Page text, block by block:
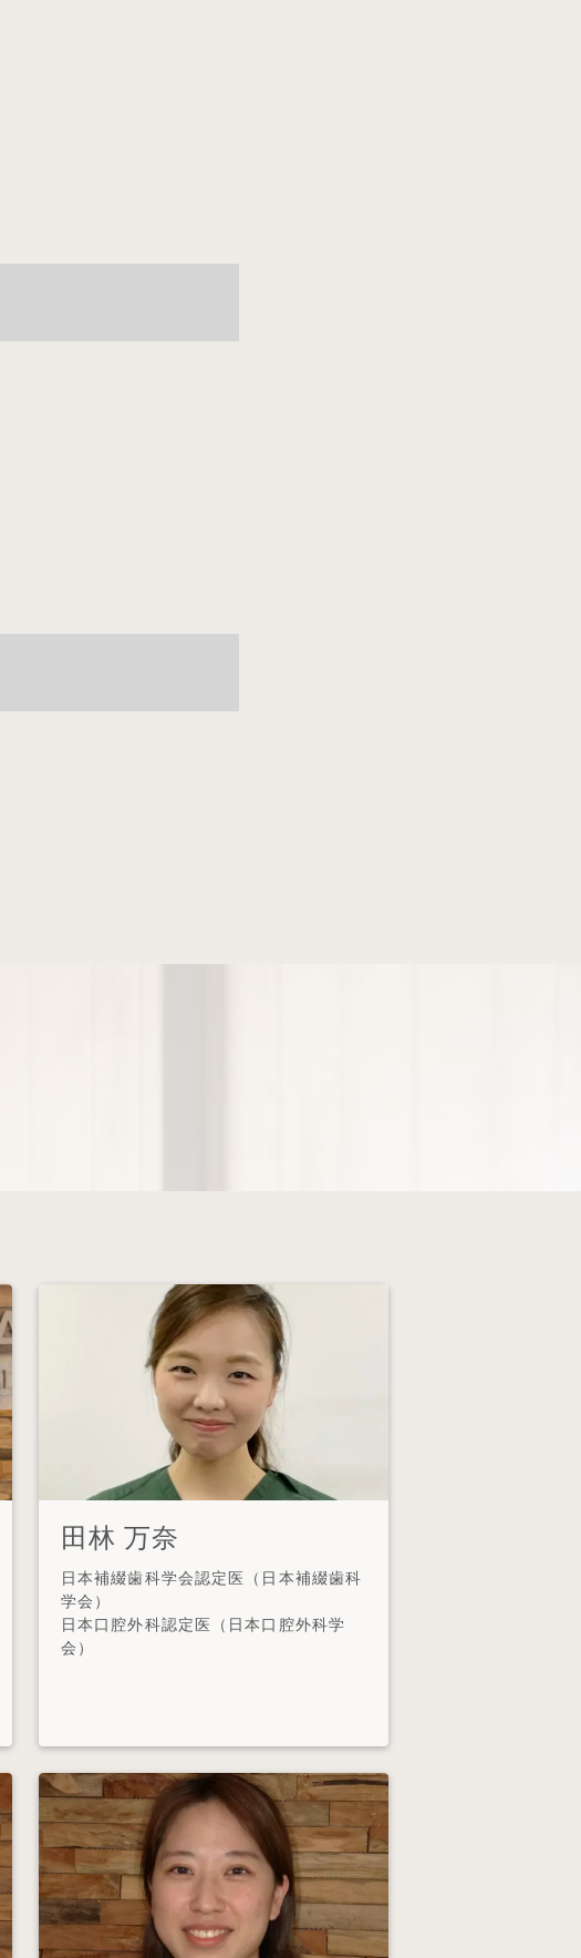
田林 万奈
日本補綴歯科学会認定医（日本補綴歯科
学会）
日本口腔外科認定医（日本口腔外科学
会）